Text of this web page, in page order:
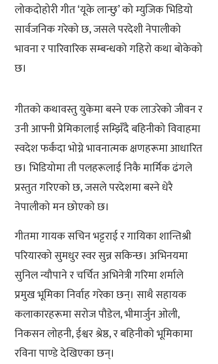
लोकदोहोरी गीत ‘यूके लान्छु’ को म्युजिक भिडियो
सार्वजनिक गरेको छ, जसले परदेशी नेपालीको
भावना र पारिवारिक सम्बन्धको गहिरो कथा बोकेको
छ।
गीतको कथावस्तु युकेमा बस्ने एक लाउरेको जीवन र
उनी आफ्नी प्रेमिकालाई सम्झिँदै बहिनीको विवाहमा
स्वदेश फर्कंदा भोग्ने भावनात्मक क्षणहरूमा आधारित
छ। भिडियोमा ती पलहरूलाई निकै मार्मिक ढंगले
प्रस्तुत गरिएको छ, जसले परदेशमा बस्ने धेरै
नेपालीको मन छोएको छ।
गीतमा गायक सचिन भट्टराई र गायिका शान्तिश्री
परियारको सुमधुर स्वर सुन्न सकिन्छ। अभिनयमा
सुनिल न्यौपाने र चर्चित अभिनेत्री गरिमा शर्माले
प्रमुख भूमिका निर्वाह गरेका छन्। साथै सहायक
कलाकारहरूमा सरोज पौडेल, भीमार्जुन ओली,
निकसन लोहनी, ईश्वर श्रेष्ठ, र बहिनीको भूमिकामा
रविना पाण्डे देखिएका छन्।